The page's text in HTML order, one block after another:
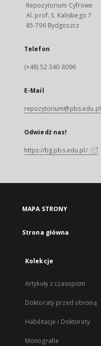
Repozytorium Cyfrowe
Al. prof. S. Kaliskiego 7
85-796 Bydgoszcz
Telefon
(+48) 52 340-8096
E-Mail
repozytorium@pbs.edu.pl
Odwiedź nas!
https://bg.pbs.edu.pl/
MAPA STRONY
Strona główna
Kolekcje
Artykuły z czasopism
Doktoraty przed obroną
Habilitacje i Doktoraty
Monografie